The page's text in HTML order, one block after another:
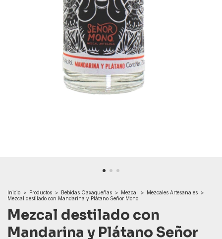
Inicio > Productos > Bebidas Oaxaqueñas > Mezcal > Mezcales Artesanales >
Mezcal destilado con Mandarina y Plátano Señor Mono
Mezcal destilado con
Mandarina y Plátano Señor